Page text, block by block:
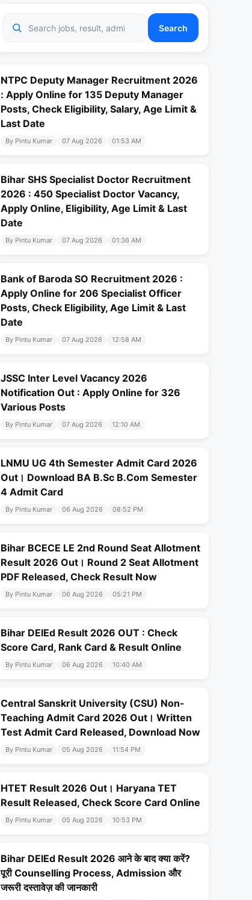
Search
NTPC Deputy Manager Recruitment 2026
: Apply Online for 135 Deputy Manager
Posts, Check Eligibility, Salary, Age Limit &
Last Date
By Pintu Kumar 07 Aug 2026 01:53 AM
Bihar SHS Specialist Doctor Recruitment
2026 : 450 Specialist Doctor Vacancy,
Apply Online, Eligibility, Age Limit & Last
Date
By Pintu Kumar 07 Aug 2026 01:36 AM
Bank of Baroda SO Recruitment 2026 :
Apply Online for 206 Specialist Officer
Posts, Check Eligibility, Age Limit & Last
Date
By Pintu Kumar 07 Aug 2026 12:58 AM
JSSC Inter Level Vacancy 2026
Notification Out : Apply Online for 326
Various Posts
By Pintu Kumar 07 Aug 2026 12:10 AM
LNMU UG 4th Semester Admit Card 2026
Out। Download BA B.Sc B.Com Semester
4 Admit Card
By Pintu Kumar 06 Aug 2026 08:52 PM
Bihar BCECE LE 2nd Round Seat Allotment
Result 2026 Out। Round 2 Seat Allotment
PDF Released, Check Result Now
By Pintu Kumar 06 Aug 2026 05:21 PM
Bihar DElEd Result 2026 OUT : Check
Score Card, Rank Card & Result Online
By Pintu Kumar 06 Aug 2026 10:40 AM
Central Sanskrit University (CSU) Non-
Teaching Admit Card 2026 Out। Written
Test Admit Card Released, Download Now
By Pintu Kumar 05 Aug 2026 11:54 PM
HTET Result 2026 Out। Haryana TET
Result Released, Check Score Card Online
By Pintu Kumar 05 Aug 2026 10:53 PM
Bihar DElEd Result 2026 आने के बाद क्या करें?
पूरी Counselling Process, Admission और
जरूरी दस्तावेज़ की जानकारी